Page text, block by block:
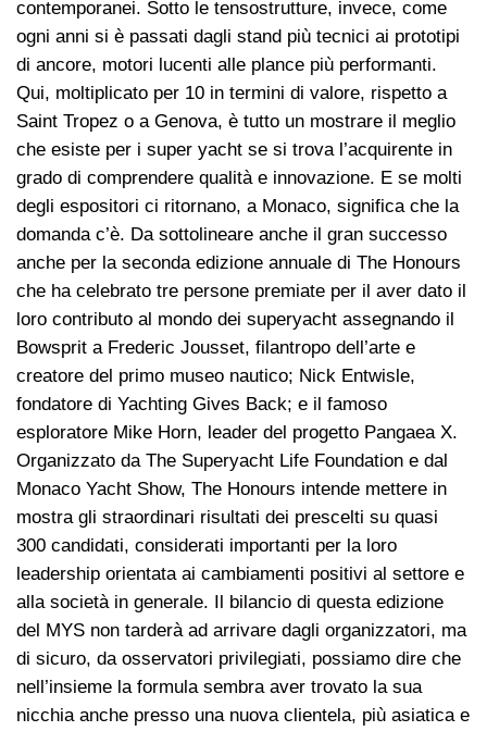
contemporanei. Sotto le tensostrutture, invece, come
ogni anni si è passati dagli stand più tecnici ai prototipi
di ancore, motori lucenti alle plance più performanti.
Qui, moltiplicato per 10 in termini di valore, rispetto a
Saint Tropez o a Genova, è tutto un mostrare il meglio
che esiste per i super yacht se si trova l’acquirente in
grado di comprendere qualità e innovazione. E se molti
degli espositori ci ritornano, a Monaco, significa che la
domanda c’è. Da sottolineare anche il gran successo
anche per la seconda edizione annuale di The Honours
che ha celebrato tre persone premiate per il aver dato il
loro contributo al mondo dei superyacht assegnando il
Bowsprit a Frederic Jousset, filantropo dell’arte e
creatore del primo museo nautico; Nick Entwisle,
fondatore di Yachting Gives Back; e il famoso
esploratore Mike Horn, leader del progetto Pangaea X.
Organizzato da The Superyacht Life Foundation e dal
Monaco Yacht Show, The Honours intende mettere in
mostra gli straordinari risultati dei prescelti su quasi
300 candidati, considerati importanti per la loro
leadership orientata ai cambiamenti positivi al settore e
alla società in generale. Il bilancio di questa edizione
del MYS non tarderà ad arrivare dagli organizzatori, ma
di sicuro, da osservatori privilegiati, possiamo dire che
nell’insieme la formula sembra aver trovato la sua
nicchia anche presso una nuova clientela, più asiatica e